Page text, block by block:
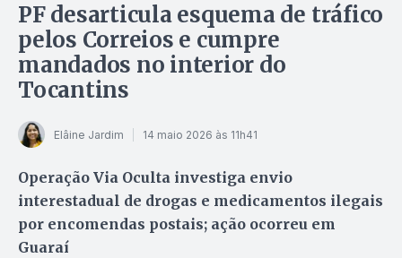
PF desarticula esquema de tráfico
pelos Correios e cumpre
mandados no interior do
Tocantins
Elâine Jardim 14 maio 2026 às 11h41
Operação Via Oculta investiga envio
interestadual de drogas e medicamentos ilegais
por encomendas postais; ação ocorreu em
Guaraí